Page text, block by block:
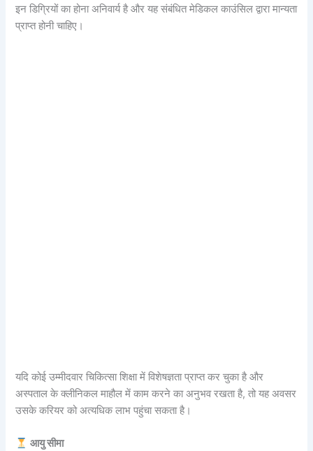
इन डिग्रियों का होना अनिवार्य है और यह संबंधित मेडिकल काउंसिल द्वारा मान्यता
प्राप्त होनी चाहिए।
यदि कोई उम्मीदवार चिकित्सा शिक्षा में विशेषज्ञता प्राप्त कर चुका है और
अस्पताल के क्लीनिकल माहौल में काम करने का अनुभव रखता है, तो यह अवसर
उसके करियर को अत्यधिक लाभ पहुंचा सकता है।
आयु सीमा